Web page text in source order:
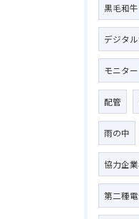
黒毛和牛
デジタ
モニター
配管
雨の中
協力企
第二種
お問